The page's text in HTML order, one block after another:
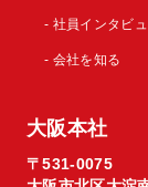
- 社員インタビ
- 会社を知る
大阪本社
〒531-0075